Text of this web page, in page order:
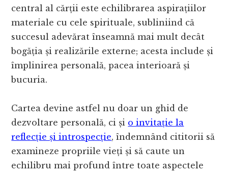
central al cărții este echilibrarea aspirațiilor
materiale cu cele spirituale, subliniind că
succesul adevărat înseamnă mai mult decât
bogăția și realizările externe; acesta include și
împlinirea personală, pacea interioară și
bucuria.
Cartea devine astfel nu doar un ghid de
dezvoltare personală, ci și o invitație la
reflecție și introspecție, îndemnând cititorii să
examineze propriile vieți și să caute un
echilibru mai profund între toate aspectele